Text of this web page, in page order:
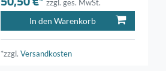
zzgl. ges. MwSt.
In den Warenkorb
*zzgl.Versandkosten